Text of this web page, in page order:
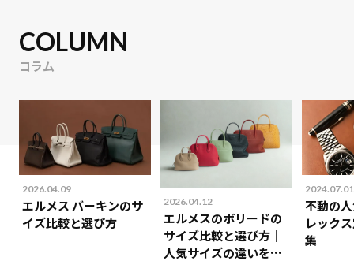
COLUMN
コラム
2026.04.09
エルメス バーキンのサ
イズ比較と選び方
2026.04.12
エルメスのボリードの
サイズ比較と選び方｜
人気サイズの違いを解
2024.07.01
不動の
レック
集